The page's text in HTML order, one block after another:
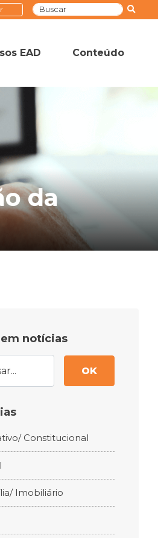
EAD Conteúdo
da
notícias
OK
Constitucional
Imobiliário